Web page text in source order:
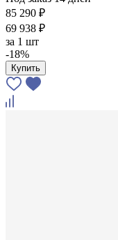
85 290 ₽
69 938 ₽
за 1 шт
-18%
Купить